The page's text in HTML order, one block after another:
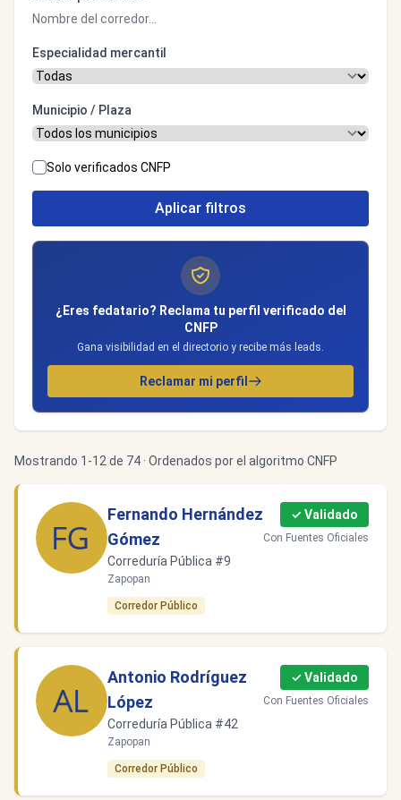
Especialidad mercantil
Municipio / Plaza
Solo verificados CNFP
Aplicar filtros
¿Eres fedatario? Reclama tu perfil verificado del
CNFP
Gana visibilidad en el directorio y recibe más leads.
Reclamar mi perfil
Mostrando 1-12 de 74 · Ordenados por el algoritmo CNFP
Fernando Hernández
Gómez
Correduría Pública #9
Zapopan
✓ Validado
Con Fuentes Oficiales
Corredor Público
Antonio Rodríguez
López
Correduría Pública #42
Zapopan
✓ Validado
Con Fuentes Oficiales
Corredor Público